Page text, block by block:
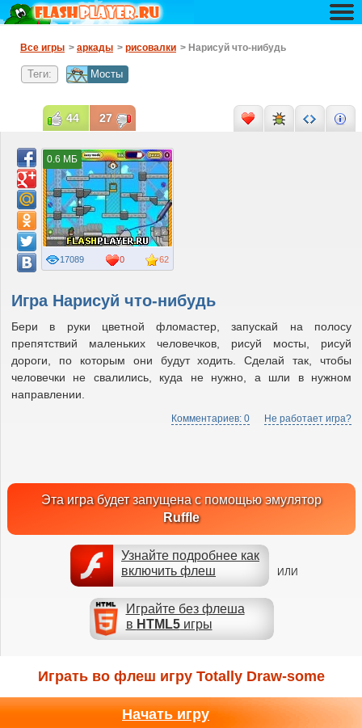
Все игры > аркады > рисовалки > Нарисуй что-нибудь
Теги: Мосты
Игра Нарисуй что-нибудь
Бери в руки цветной фломастер, запускай на полосу
препятствий маленьких человечков, рисуй мосты, рисуй
дороги, по которым они будут ходить. Сделай так, чтобы
человечки не свалились, куда не нужно, а шли в нужном
направлении.
Комментариев: 0 Не работает игра?
Эта игра будет запущена с помощью эмулятор
Ruffle
Узнайте подробнее как
включить флеш
ИЛИ
Играйте без флеша
в HTML5игры
62
17089 0
0.6 МБ
44 27
Играть во флеш игру Totally Draw-some
Начать игру